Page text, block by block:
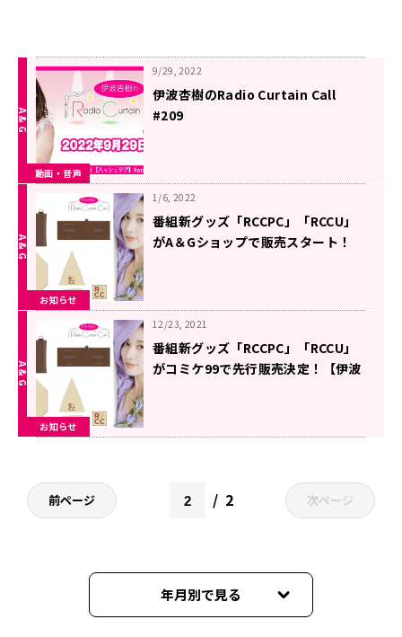
動画・音声
9/29, 2022
伊波杏樹のRadio Curtain Call
#209
お知らせ
1/6, 2022
番組新グッズ「RCCPC」「RCCU」
がA＆Gショップで販売スタート！
お知らせ
12/23, 2021
番組新グッズ「RCCPC」「RCCU」
がコミケ99で先行販売決定！【伊波
前ページ 2 次ページ
年月別で見る